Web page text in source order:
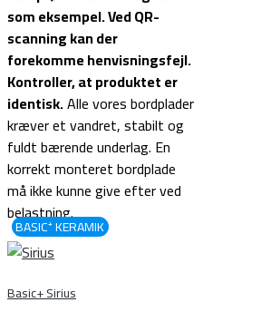
som eksempel.Ved QR-
scanning kan der
forekomme henvisningsfejl.
Kontroller, at produktet er
identisk.Alle vores bordplader
kræver et vandret, stabilt og
fuldt bærende underlag. En
korrekt monteret bordplade
må ikke kunne give efter ved
belastning.
BASIC⁺ KERAMIK
Basic+ Sirius